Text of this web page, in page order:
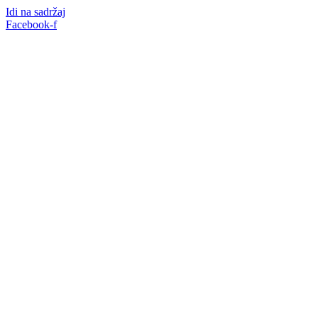
Idi na sadržaj
Facebook-f